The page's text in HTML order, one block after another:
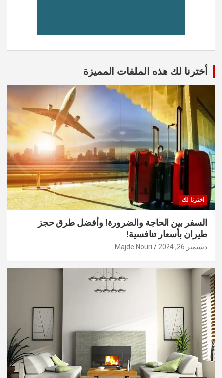
أخترنا لك هذه الملفات المميزة
اخترنا لك
السفر بين الحاجة والضرورة! وأفضل طرق حجز
طيران بأسعار تنافسية!
ديسمبر 26, 2024 Majde Nouri